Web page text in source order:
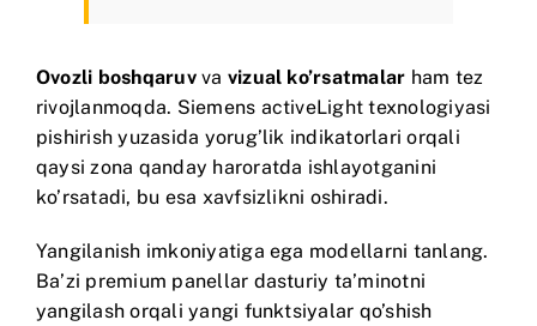
Ovozli boshqaruvva vizual ko’rsatmalar ham tez
rivojlanmoqda. Siemens activeLight texnologiyasi
pishirish yuzasida yorug’lik indikatorlari orqali
qaysi zona qanday haroratda ishlayotganini
ko’rsatadi, bu esa xavfsizlikni oshiradi.
Yangilanish imkoniyatiga ega modellarni tanlang.
Ba’zi premium panellar dasturiy ta’minotni
yangilash orqali yangi funktsiyalar qo’shish